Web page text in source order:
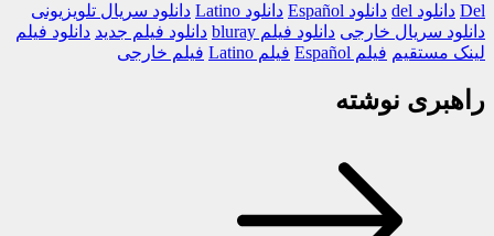
Del دانلود del دانلود Español دانلود Latino
دانلود سریال تلویزیونی
دانلود سریال خارجی دانلود فیلم bluray دانلود فیلم جدید دانلود فیلم
لینک مستقیم فیلم Español فیلم Latino فیلم خارجی
راهبری نوشته